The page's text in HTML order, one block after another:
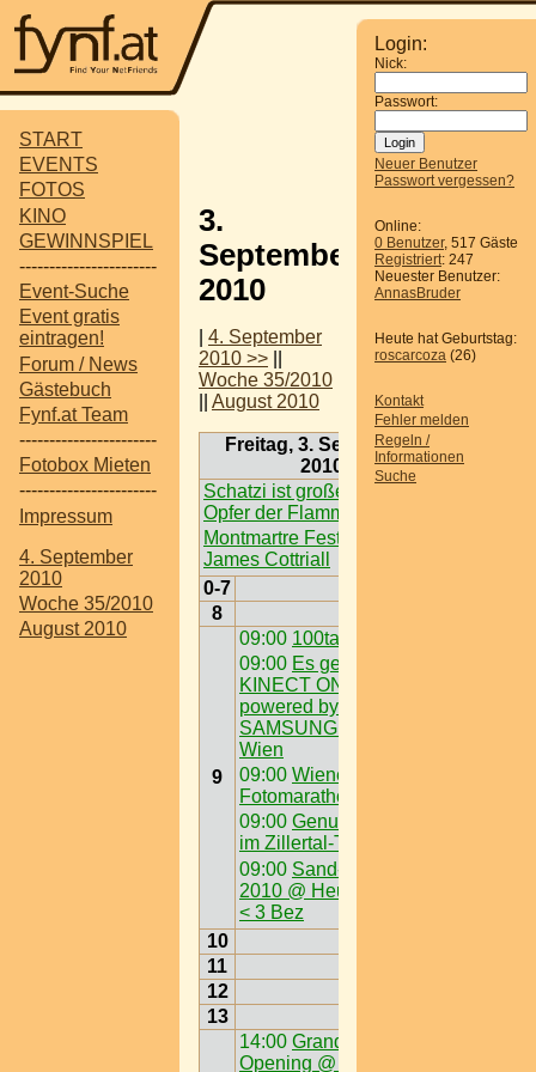
START
EVENTS
FOTOS
KINO
GEWINNSPIEL
-----------------------
Event-Suche
Event gratis
eintragen!
Forum / News
Gästebuch
Fynf.at Team
-----------------------
Fotobox Mieten
-----------------------
Impressum
4. September
2010
Woche 35/2010
August 2010
Login:
Nick:
Passwort:
Neuer Benutzer
Passwort vergessen?
Online:
0 Benutzer, 517 Gäste
Registriert: 247
Neuester Benutzer:
AnnasBruder
Heute hat Geburtstag:
roscarcoza (26)
Kontakt
Fehler melden
Regeln /
Informationen
Suche
3.
September
2010
4. September
2010 >>
Woche 35/2010
August 2010
Freitag, 3. September
2010
Schatzi ist großen Teil
Opfer der Flammen.
Montmartre Festival mit
James Cottriall
0-7
8
9
09:00 100tage Sommer
09:00 Es geht los:
KINECT ON TOUR
powered by
SAMSUNG startet in
Wien
09:00 Wiener
Fotomarathon
09:00 Genuss-Rallye
im Zillertal-Tirol
09:00 Sand-in-the-City
2010 @ Heumarkt >W
< 3 Bez
10
11
12
13
14:00 Grand Summer
Opening @ Vienna